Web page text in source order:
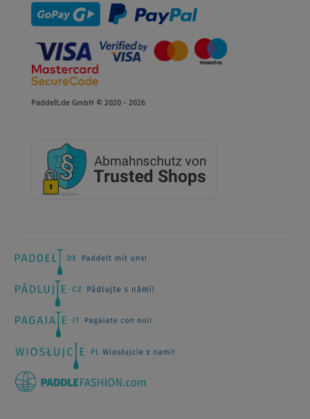
Paddelt.de GmbH © 2020 - 2026